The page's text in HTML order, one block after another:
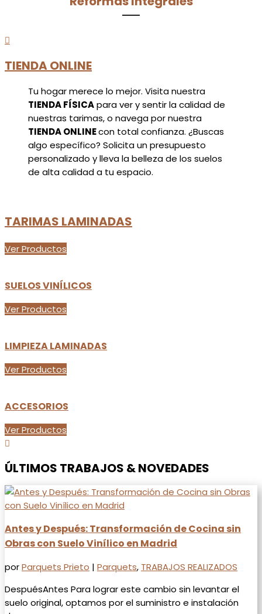

TIENDA ONLINE
Tu hogar merece lo mejor. Visita nuestra
TIENDA FÍSICApara ver y sentir la calidad de
nuestras tarimas, o navega por nuestra
TIENDA ONLINEcon total confianza. ¿Buscas
algo específico? Solicita un presupuesto
personalizado y lleva la belleza de los suelos
de alta calidad a tu espacio.
TARIMAS LAMINADAS
Ver Productos
SUELOS VINÍLICOS
Ver Productos
LIMPIEZA LAMINADAS
Ver Productos
ACCESORIOS
Ver Productos

ÚLTIMOS TRABAJOS & NOVEDADES
Antes y Después: Transformación de Cocina sin
Obras con Suelo Vinílico en Madrid
porParquets Prieto | Parquets, TRABAJOS REALIZADOS
DespuésAntes Para lograr este cambio sin levantar el
suelo original, optamos por el suministro e instalación